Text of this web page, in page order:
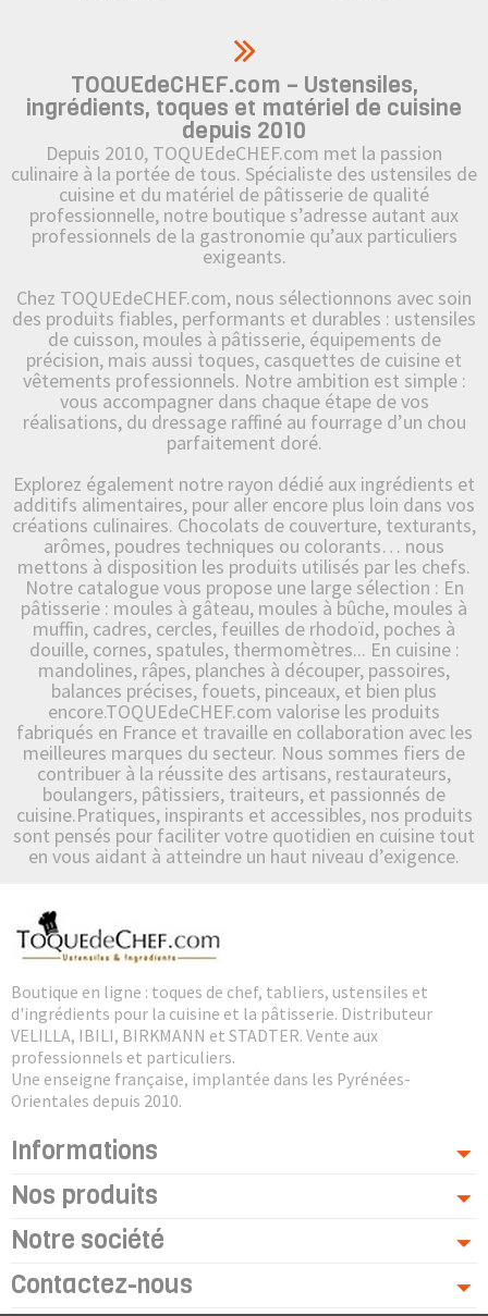
TOQUEdeCHEF.com – Ustensiles,
ingrédients, toques et matériel de cuisine
depuis 2010
Depuis 2010, TOQUEdeCHEF.com met la passion
culinaire à la portée de tous. Spécialiste des ustensiles de
cuisine et du matériel de pâtisserie de qualité
professionnelle, notre boutique s’adresse autant aux
professionnels de la gastronomie qu’aux particuliers
exigeants.
Chez TOQUEdeCHEF.com, nous sélectionnons avec soin
des produits fiables, performants et durables : ustensiles
de cuisson, moules à pâtisserie, équipements de
précision, mais aussi toques, casquettes de cuisine et
vêtements professionnels. Notre ambition est simple :
vous accompagner dans chaque étape de vos
réalisations, du dressage raffiné au fourrage d’un chou
parfaitement doré.
Explorez également notre rayon dédié aux ingrédients et
additifs alimentaires, pour aller encore plus loin dans vos
créations culinaires. Chocolats de couverture, texturants,
arômes, poudres techniques ou colorants… nous
mettons à disposition les produits utilisés par les chefs.
Notre catalogue vous propose une large sélection : En
pâtisserie : moules à gâteau, moules à bûche, moules à
muffin, cadres, cercles, feuilles de rhodoïd, poches à
douille, cornes, spatules, thermomètres... En cuisine :
mandolines, râpes, planches à découper, passoires,
balances précises, fouets, pinceaux, et bien plus
encore.TOQUEdeCHEF.com valorise les produits
fabriqués en France et travaille en collaboration avec les
meilleures marques du secteur. Nous sommes fiers de
contribuer à la réussite des artisans, restaurateurs,
boulangers, pâtissiers, traiteurs, et passionnés de
cuisine.Pratiques, inspirants et accessibles, nos produits
sont pensés pour faciliter votre quotidien en cuisine tout
en vous aidant à atteindre un haut niveau d’exigence.
Boutique en ligne : toques de chef, tabliers, ustensiles et
d'ingrédients pour la cuisine et la pâtisserie. Distributeur
VELILLA, IBILI, BIRKMANN et STADTER. Vente aux
professionnels et particuliers.
Une enseigne française, implantée dans les Pyrénées-
Orientales depuis 2010.
Informations
Nos produits
Notre société
Contactez-nous